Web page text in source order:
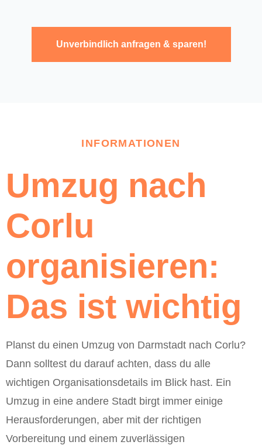
Unverbindlich anfragen & sparen!
INFORMATIONEN
Umzug nach
Corlu
organisieren:
Das ist wichtig
Planst du einen Umzug von Darmstadt nach Corlu?
Dann solltest du darauf achten, dass du alle
wichtigen Organisationsdetails im Blick hast. Ein
Umzug in eine andere Stadt birgt immer einige
Herausforderungen, aber mit der richtigen
Vorbereitung und einem zuverlässigen